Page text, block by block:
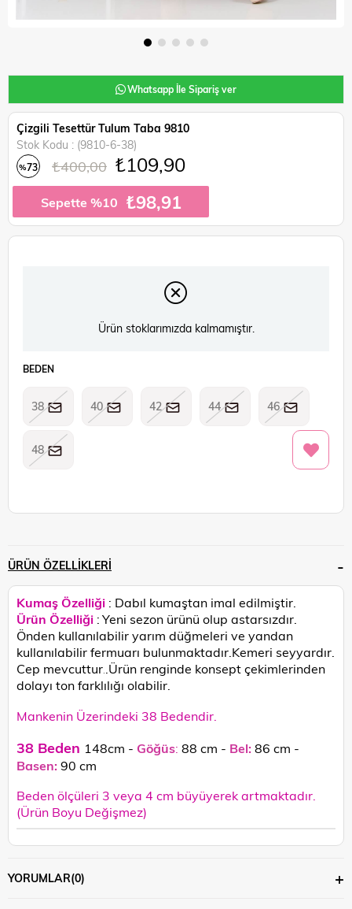
Whatsapp İle Sipariş ver
Çizgili Tesettür Tulum Taba 9810
Stok Kodu
(9810-6-38)
%73 ₺400,00 ₺109,90
Sepette %10 ₺98,91
Ürün stoklarımızda kalmamıştır.
BEDEN
38 40 42 44 46
48
ÜRÜN ÖZELLIKLERI
Kumaş Özelliği : Dabıl kumaştan imal edilmiştir.
Ürün Özelliği :Yeni sezon ürünü olup astarsızdır.
Önden kullanılabilir yarım düğmeleri ve yandan
kullanılabilir fermuarı bulunmaktadır.Kemeri seyyardır.
Cep mevcuttur. .Ürün renginde konsept çekimlerinden
dolayı ton farklılığı olabilir.
Mankenin Üzerindeki 38 Bedendir.
38 Beden 148cm - Göğüs: 88 cm - Bel:86 cm -
Basen:90 cm
Beden ölçüleri 3 veya 4 cm büyüyerek artmaktadır.
(Ürün Boyu Değişmez)
YORUMLAR(0)